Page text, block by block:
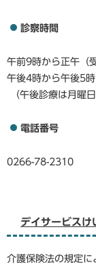
診察時間
午前9時から正午（
午後4時から午後5
（午後診療は月曜
電話番号
0266-78-2310
デイサービスけ
介護保険法の規定に